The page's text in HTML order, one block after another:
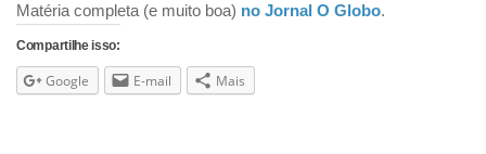
Matéria completa (e muito boa) no Jornal O Globo.
Compartilhe isso:
Google E-mail Mais